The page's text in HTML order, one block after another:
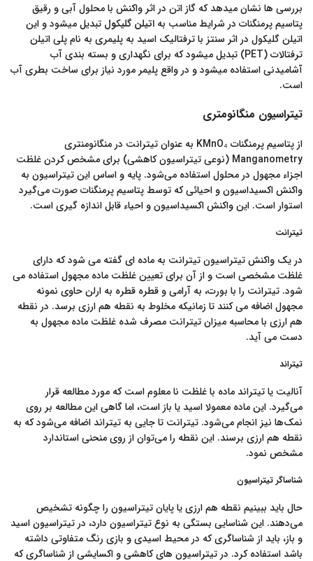
بررسی ها نشان میدهد که گاز اتن در اثر واکنش با محلول آبی و رقیق
پتاسیم پرمنگنات در شرایط مناسب به اتیلن گلیکول تبدیل میشود و این
اتیلن گلیکول در اثر سنتز با ترفتالیک اسید به پلیمری به نام پلی اتیلن
ترفتالات (PET) تبدیل میشود که برای نگهداری و بسته بندی آب
آشامیدنی استفاده میشود و در واقع پلیمر مورد نیاز برای ساخت بطری آب
است.
تیتراسیون منگانومتری
از پتاسیم پرمنگنات KMnO₄ به عنوان تیترانت در منگانومنتری
Manganometry (نوعی تیتراسیون کاهشی) برای مشخص کردن غلظت
اجزاء مجهول در محلول استفاده می‌شود. پایه و اساس این تیتراسیون به
واکنش اکسیداسیون و احیائی که توسط پتاسیم پرمنگنات صورت می‌گیرد
استوار است. این واکنش اکسیداسیون و احیاء قابل اندازه گیری است.
تیترانت
در یک واکنش تیتراسیون تیترانت به ماده ای گفته می شود که دارای
غلظت مشخصی است و از آن برای تعیین غلظت ماده مجهول استفاده می
شود. تیترانت را با بورت، به آرامی و قطره قطره به ارلن حاوی نمونه
مجهول اضافه می کنند تا زمانیکه مخلوط به نقطه هم ارزی برسد. در نقطه
هم ارزی با محاسبه میزان تیترانت مصرف شده غلظت ماده مجهول به
دست می آید.
تیتراند
آنالیت یا تیتراند ماده با غلظت نا معلوم است که مورد مطالعه قرار
می‌گیرد. این ماده معمولا اسید یا باز است، اما گاهی این مطالعه بر روی
نمک‌ها نیز انجام می‌شود. تیترانت تا جایی به تیتراند اضافه می‌شود که به
نقطه هم ارزی برسند. این نقطه را می‌توان از روی منحنی استاندارد
مشخص نمود.
شناساگر تیتراسیون
حال باید ببینیم نقطه هم ارزی یا پایان تیتراسیون را چگونه تشخیص
می‌دهند. این شناسایی بستگی به نوع تیتراسیون دارد، در تیتراسیون اسید
و باز، باید از شناساگری که در محیط اسیدی و بازی رنگ متفاوتی داشته
باشد استفاده کرد. در تیتراسیون های کاهشی و اکسایشی از شناساگری که